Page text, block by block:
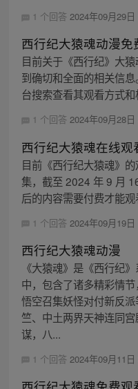
1 个回答 2024年09月29日
西行纪大猿魂动漫免
目前关于《西行纪》大
到确切和全面的相关信
台搜索查看其观看方式和
1 个回答 2024年09月28日
西行纪大猿魂在线观
目前《西行纪大猿魂》
集，截至 2024 年 9 月
后的内容需要付费才能观
1 个回答 2024年09月19
西行纪大猿魂动漫
《大猿魂》是《西行纪
中，包含了诸多精彩情
悟空召集妖怪对付新反
竺、中土两界天神连同
谋，八...
1 个回答 2024年09月11